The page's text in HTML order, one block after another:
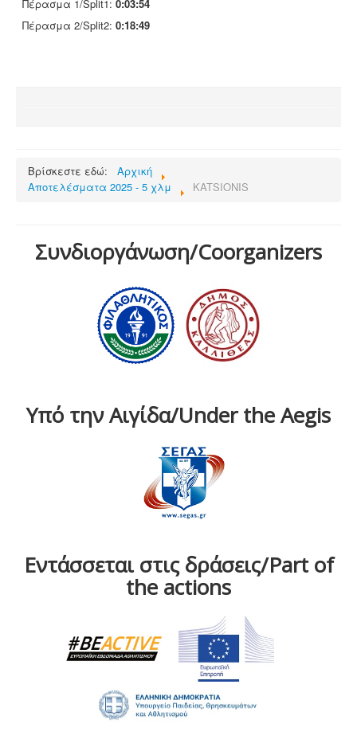
Πέρασμα 1/Split1: 0:03:54
Πέρασμα 2/Split2: 0:18:49
Βρίσκεστε εδώ:
Αρχική
Αποτελέσματα 2025 - 5 χλμ
KATSIONIS
Συνδιοργάνωση/Coorganizers
Υπό την Αιγίδα/Under the Aegis
Εντάσσεται στις δράσεις/Part of
the actions